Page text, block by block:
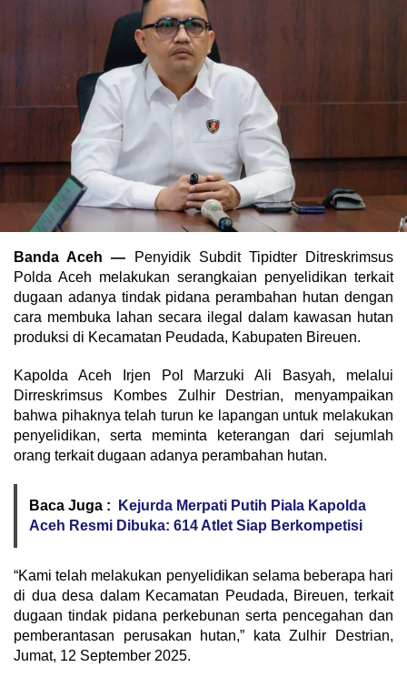
Banda Aceh — Penyidik Subdit Tipidter Ditreskrimsus
Polda Aceh melakukan serangkaian penyelidikan terkait
dugaan adanya tindak pidana perambahan hutan dengan
cara membuka lahan secara ilegal dalam kawasan hutan
produksi di Kecamatan Peudada, Kabupaten Bireuen.
Kapolda Aceh Irjen Pol Marzuki Ali Basyah, melalui
Dirreskrimsus Kombes Zulhir Destrian, menyampaikan
bahwa pihaknya telah turun ke lapangan untuk melakukan
penyelidikan, serta meminta keterangan dari sejumlah
orang terkait dugaan adanya perambahan hutan.
Baca Juga :
Kejurda Merpati Putih Piala Kapolda
Aceh Resmi Dibuka: 614 Atlet Siap Berkompetisi
“Kami telah melakukan penyelidikan selama beberapa hari
di dua desa dalam Kecamatan Peudada, Bireuen, terkait
dugaan tindak pidana perkebunan serta pencegahan dan
pemberantasan perusakan hutan,” kata Zulhir Destrian,
Jumat, 12 September 2025.